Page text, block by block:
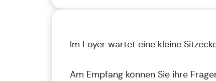
Im Foyer wartet eine kleine
Am Empfang können Sie ihre